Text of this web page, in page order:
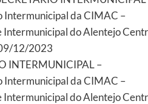
Intermunicipal da CIMAC –
Intermunicipal do Alentejo
12/2023
INTERMUNICIPAL –
Intermunicipal da CIMAC –
Intermunicipal do Alentejo